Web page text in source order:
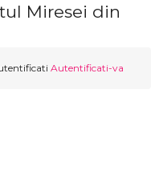
Miresei din
Autentificati-va